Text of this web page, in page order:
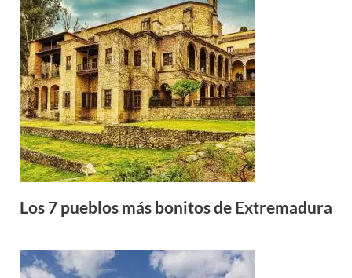
Los 7 pueblos más bonitos de Extremadura